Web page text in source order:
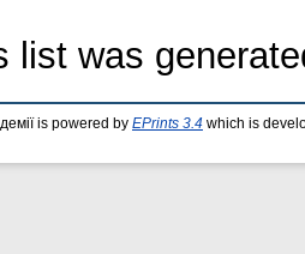
list was
is powered by EPrints 3.4 which is